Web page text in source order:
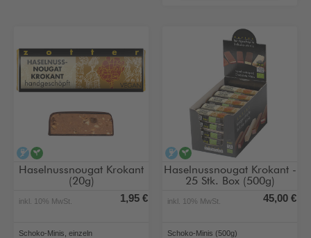
alkoholfrei
Haselnussnougat Krokant
(20g)
inkl. 10% MwSt. 1,95 €
Schoko-Minis, einzeln
alkoholfrei
vegan
Haselnussnougat Krokant -
25 Stk. Box (500g)
inkl. 10% MwSt. 45,00 €
Schoko-Minis (500g)